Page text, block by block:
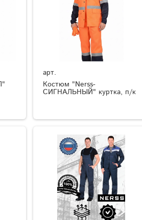
арт.
Костюм "Nerss-
СИГНАЛЬНЫЙ" куртка, п/к